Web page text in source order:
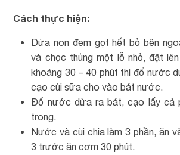
Cách thực hiện:
Dừa non đem gọt hết bỏ bên
và chọc thủng một lỗ nhỏ, đặt
khoảng 30 – 40 phút thì đổ nước
cạo cùi sữa cho vào bát nước.
Đổ nước dừa ra bát, cạo lấy cả
trong.
Nước và cùi chia làm 3 phần, ăn
3 trước ăn cơm 30 phút.